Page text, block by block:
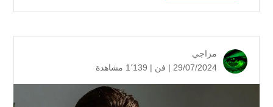
مزاجي
29/07/2024 |
فن | 1٬139 مشاهدة